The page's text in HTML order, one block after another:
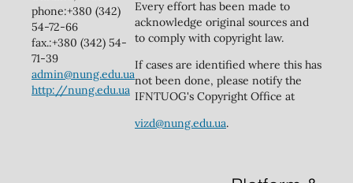
phone:+380 (342)
54-72-66
fax.:+380 (342) 54-
71-39
admin@nung.edu.ua
http://nung.edu.ua
Every effort has been made to
acknowledge original sources and
to comply with copyright law.
If cases are identified where this has
not been done, please notify the
IFNTUOG's Copyright Office at
vizd@nung.edu.ua.